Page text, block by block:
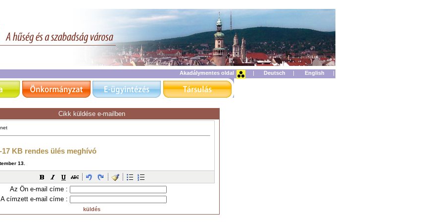
| | |
Akadálymentes oldal
Cikk küldése e-mailben
Az Ön e-mail címe :
A címzett e-mail címe :